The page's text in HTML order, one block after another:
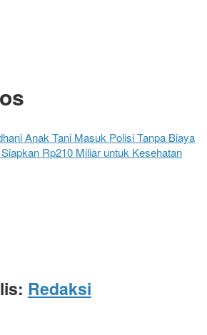
Anak Tani Masuk Polisi Tanpa Biaya
Rp210 Miliar untuk Kesehatan
Redaksi